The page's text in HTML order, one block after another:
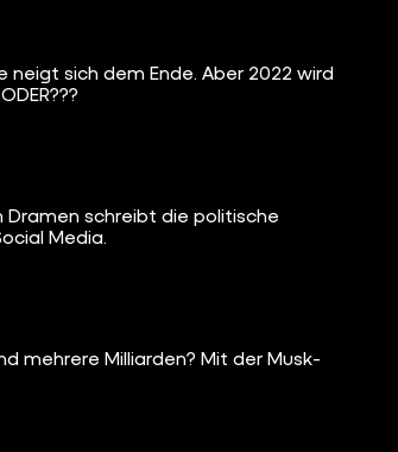
neigt sich dem Ende. Aber 2022 wird
Dramen schreibt die politische
Media.
mehrere Milliarden? Mit der Musk-